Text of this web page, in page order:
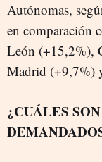
Autónomas,
en comparación
León (+15,2%),
Madrid (+9,7%)
¿CUÁLES